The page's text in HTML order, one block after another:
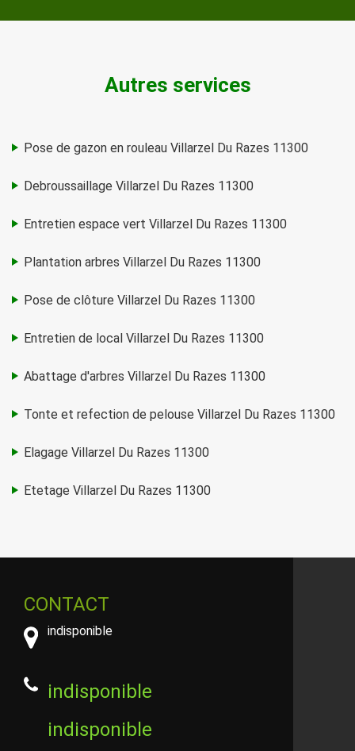
Autres services
Pose de gazon en rouleau Villarzel Du Razes 11300
Debroussaillage Villarzel Du Razes 11300
Entretien espace vert Villarzel Du Razes 11300
Plantation arbres Villarzel Du Razes 11300
Pose de clôture Villarzel Du Razes 11300
Entretien de local Villarzel Du Razes 11300
Abattage d'arbres Villarzel Du Razes 11300
Tonte et refection de pelouse Villarzel Du Razes 11300
Elagage Villarzel Du Razes 11300
Etetage Villarzel Du Razes 11300
CONTACT
indisponible
indisponible
indisponible